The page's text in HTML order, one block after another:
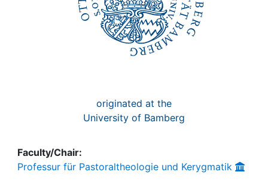
originated at the
University of Bamberg
Faculty/Chair:
Professur für Pastoraltheologie und Kerygmatik